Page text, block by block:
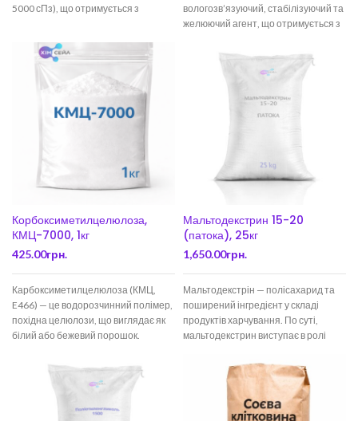
5000 сПз), що отримується з
вологозв’язуючий, стабілізуючий та
желюючий агент, що отримується з
(класу Rhodophyceae).
Корбоксиметилцелюлоза,
КМЦ-7000, 1кг
425.00грн.
Карбоксиметилцелюлоза (КМЦ,
E466) — це водорозчинний полімер,
похідна целюлози, що виглядає як
білий або бежевий порошок.
стабілізатор,
Мальтодекстрин 15-20
(патока), 25кг
1,650.00грн.
Мальтодекстрін — полісахарид та
поширений інгредієнт у складі
продуктів харчування. По суті,
мальтодекстрин виступає в ролі
використовується